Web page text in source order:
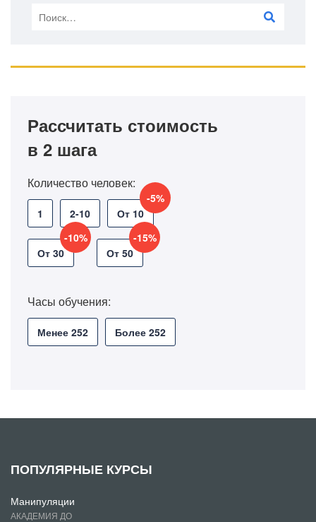
Рассчитать стоимость
в 2 шага
Количество человек:
1 2-10 От 10
-5%
От 30
-10%
От 50
-15%
Часы обучения:
Менее 252 Более 252
ПОПУЛЯРНЫЕ КУРСЫ
Манипуляции
АКАДЕМИЯ ДО